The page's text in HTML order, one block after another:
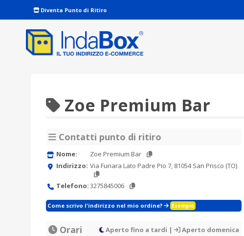
Diventa Punto di Ritiro
Zoe Premium Bar
Contatti punto di ritiro
Nome:
Zoe Premium Bar
Indirizzo: Via Funara Lato Padre Pio 7, 81054 San Prisco (TO)
Telefono:3275845006
Come scrivo l'indirizzo nel mio ordine? Esempio
Orari Aperto fino a tardi |
Aperto domenica